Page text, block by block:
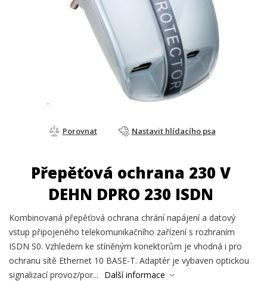
Porovnat Nastavit hlídacího psa
Přepěťová ochrana 230 V
DEHN DPRO 230 ISDN
Kombinovaná přepěťová ochrana chrání napájení a datový
vstup připojeného telekomunikačního zařízení s rozhraním
ISDN S0. Vzhledem ke stíněným konektorům je vhodná i pro
ochranu sítě Ethernet 10 BASE-T. Adaptér je vybaven optickou
signalizací provoz/por...
Další informace